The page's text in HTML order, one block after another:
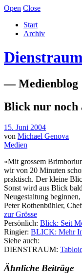
Open Close
Start
Archiv
— Medienblog
Blick nur noch
15. Juni 2004
von Michael Genova
Medien
«Mit grossem
wir von 20 Minuten
praktisch. Der kleine
Sonst wird aus Blick
Neugestaltung
Peter Rothenbühler,
zur Grösse
Persönlich: Blick: Seit
Ringier: BLICK: Mehr
Siehe auch:
DIENSTRAUM:
Ähnliche Beiträge